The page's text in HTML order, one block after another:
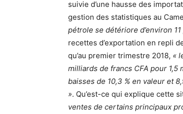
suivie d’une hausse des
gestion des statistiques au
pétrole se détériore d’environ
recettes d’exportation en repli
qu’au premier trimestre 2018, «
milliards de francs CFA pour
baisses de 10,3 % en valeur et
». Qu’est-ce qui explique cette
ventes de certains principaux